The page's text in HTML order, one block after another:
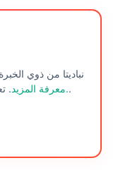
نباديتا من ذوي
معرفة المزيد. عملية التحرير..